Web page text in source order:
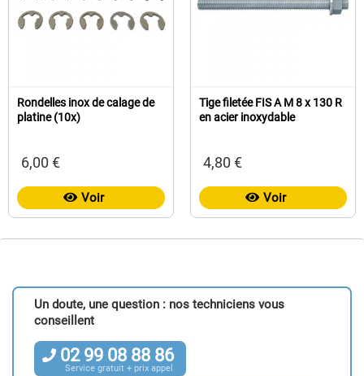
Rondelles inox de calage de
platine (10x)
6,00 €
Voir
Tige filetée FIS A M 8 x 130 R
en acier inoxydable
4,80 €
Voir
Un doute, une question : nos techniciens vous
conseillent
02 99 08 88 86
Service gratuit + prix appel